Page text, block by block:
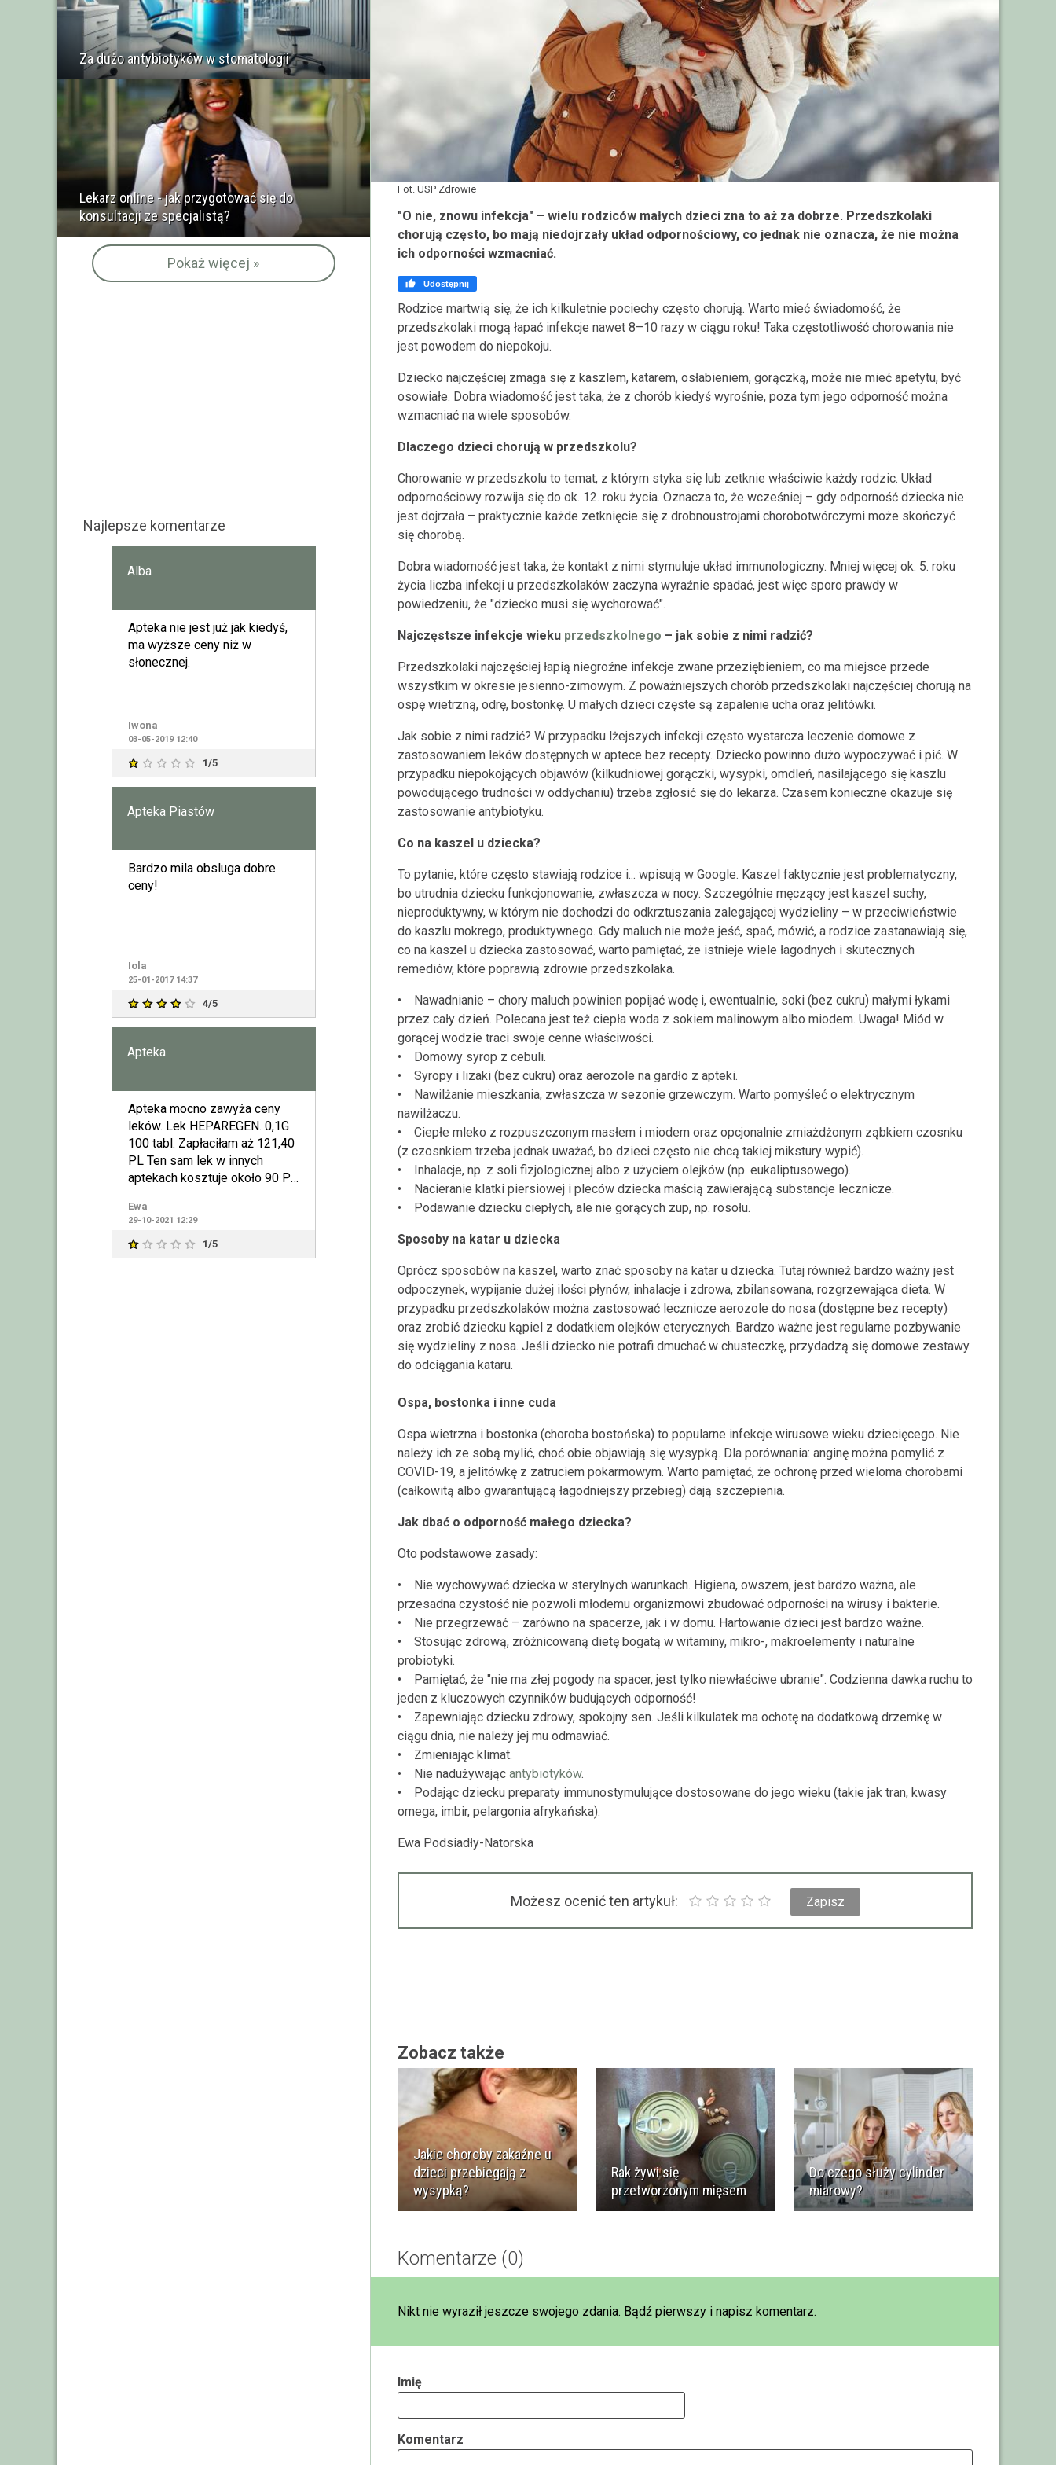
Fot. USP Zdrowie
"O nie, znowu infekcja" – wielu rodziców małych dzieci zna to aż za dobrze. Przedszkolaki
chorują często, bo mają niedojrzały układ odpornościowy, co jednak nie oznacza, że nie można
ich odporności wzmacniać.
 Udostępnij
Rodzice martwią się, że ich kilkuletnie pociechy często chorują. Warto mieć świadomość, że
przedszkolaki mogą łapać infekcje nawet 8–10 razy w ciągu roku! Taka częstotliwość chorowania nie
jest powodem do niepokoju.
Dziecko najczęściej zmaga się z kaszlem, katarem, osłabieniem, gorączką, może nie mieć apetytu, być
osowiałe. Dobra wiadomość jest taka, że z chorób kiedyś wyrośnie, poza tym jego odporność można
wzmacniać na wiele sposobów.
Dlaczego dzieci chorują w przedszkolu?
Chorowanie w przedszkolu to temat, z którym styka się lub zetknie właściwie każdy rodzic. Układ
odpornościowy rozwija się do ok. 12. roku życia. Oznacza to, że wcześniej – gdy odporność dziecka nie
jest dojrzała – praktycznie każde zetknięcie się z drobnoustrojami chorobotwórczymi może skończyć
się chorobą.
Dobra wiadomość jest taka, że kontakt z nimi stymuluje układ immunologiczny. Mniej więcej ok. 5. roku
życia liczba infekcji u przedszkolaków zaczyna wyraźnie spadać, jest więc sporo prawdy w
powiedzeniu, że "dziecko musi się wychorować".
Najczęstsze infekcje wieku przedszkolnego – jak sobie z nimi radzić?
Przedszkolaki najczęściej łapią niegroźne infekcje zwane przeziębieniem, co ma miejsce przede
wszystkim w okresie jesienno-zimowym. Z poważniejszych chorób przedszkolaki najczęściej chorują na
ospę wietrzną, odrę, bostonkę. U małych dzieci częste są zapalenie ucha oraz jelitówki.
Jak sobie z nimi radzić? W przypadku lżejszych infekcji często wystarcza leczenie domowe z
zastosowaniem leków dostępnych w aptece bez recepty. Dziecko powinno dużo wypoczywać i pić. W
przypadku niepokojących objawów (kilkudniowej gorączki, wysypki, omdleń, nasilającego się kaszlu
powodującego trudności w oddychaniu) trzeba zgłosić się do lekarza. Czasem konieczne okazuje się
zastosowanie antybiotyku.
Co na kaszel u dziecka?
To pytanie, które często stawiają rodzice i... wpisują w Google. Kaszel faktycznie jest problematyczny,
bo utrudnia dziecku funkcjonowanie, zwłaszcza w nocy. Szczególnie męczący jest kaszel suchy,
nieproduktywny, w którym nie dochodzi do odkrztuszania zalegającej wydzieliny – w przeciwieństwie
do kaszlu mokrego, produktywnego. Gdy maluch nie może jeść, spać, mówić, a rodzice zastanawiają się,
co na kaszel u dziecka zastosować, warto pamiętać, że istnieje wiele łagodnych i skutecznych
remediów, które poprawią zdrowie przedszkolaka.
• Nawadnianie – chory maluch powinien popijać wodę i, ewentualnie, soki (bez cukru) małymi łykami
przez cały dzień. Polecana jest też ciepła woda z sokiem malinowym albo miodem. Uwaga! Miód w
gorącej wodzie traci swoje cenne właściwości.
• Domowy syrop z cebuli.
• Syropy i lizaki (bez cukru) oraz aerozole na gardło z apteki.
• Nawilżanie mieszkania, zwłaszcza w sezonie grzewczym. Warto pomyśleć o elektrycznym
nawilżaczu.
• Ciepłe mleko z rozpuszczonym masłem i miodem oraz opcjonalnie zmiażdżonym ząbkiem czosnku
(z czosnkiem trzeba jednak uważać, bo dzieci często nie chcą takiej mikstury wypić).
• Inhalacje, np. z soli fizjologicznej albo z użyciem olejków (np. eukaliptusowego).
• Nacieranie klatki piersiowej i pleców dziecka maścią zawierającą substancje lecznicze.
• Podawanie dziecku ciepłych, ale nie gorących zup, np. rosołu.
Sposoby na katar u dziecka
Oprócz sposobów na kaszel, warto znać sposoby na katar u dziecka. Tutaj również bardzo ważny jest
odpoczynek, wypijanie dużej ilości płynów, inhalacje i zdrowa, zbilansowana, rozgrzewająca dieta. W
przypadku przedszkolaków można zastosować lecznicze aerozole do nosa (dostępne bez recepty)
oraz zrobić dziecku kąpiel z dodatkiem olejków eterycznych. Bardzo ważne jest regularne pozbywanie
się wydzieliny z nosa. Jeśli dziecko nie potrafi dmuchać w chusteczkę, przydadzą się domowe zestawy
do odciągania kataru.
Ospa, bostonka i inne cuda
Ospa wietrzna i bostonka (choroba bostońska) to popularne infekcje wirusowe wieku dziecięcego. Nie
należy ich ze sobą mylić, choć obie objawiają się wysypką. Dla porównania: anginę można pomylić z
COVID-19, a jelitówkę z zatruciem pokarmowym. Warto pamiętać, że ochronę przed wieloma chorobami
(całkowitą albo gwarantującą łagodniejszy przebieg) dają szczepienia.
Jak dbać o odporność małego dziecka?
Oto podstawowe zasady:
• Nie wychowywać dziecka w sterylnych warunkach. Higiena, owszem, jest bardzo ważna, ale
przesadna czystość nie pozwoli młodemu organizmowi zbudować odporności na wirusy i bakterie.
• Nie przegrzewać – zarówno na spacerze, jak i w domu. Hartowanie dzieci jest bardzo ważne.
• Stosując zdrową, zróżnicowaną dietę bogatą w witaminy, mikro-, makroelementy i naturalne
probiotyki.
• Pamiętać, że "nie ma złej pogody na spacer, jest tylko niewłaściwe ubranie". Codzienna dawka ruchu to
jeden z kluczowych czynników budujących odporność!
• Zapewniając dziecku zdrowy, spokojny sen. Jeśli kilkulatek ma ochotę na dodatkową drzemkę w
ciągu dnia, nie należy jej mu odmawiać.
• Zmieniając klimat.
• Nie nadużywając antybiotyków.
• Podając dziecku preparaty immunostymulujące dostosowane do jego wieku (takie jak tran, kwasy
omega, imbir, pelargonia afrykańska).
Ewa Podsiadły-Natorska
Możesz ocenić ten artykuł:
Zobacz także
Jakie choroby zakaźne u
dzieci przebiegają z
wysypką?
Rak żywi się
przetworzonym mięsem
Do czego służy cylinder
miarowy?
Komentarze (0)
Nikt nie wyraził jeszcze swojego zdania. Bądź pierwszy i napisz komentarz.
Imię
Komentarz
Za dużo antybiotyków w stomatologii
Lekarz online - jak przygotować się do
konsultacji ze specjalistą?
Pokaż więcej »
Najlepsze komentarze
Alba
Apteka nie jest już jak kiedyś,
ma wyższe ceny niż w
słonecznej.
Iwona
03-05-2019 12:40
1/5
Apteka Piastów
Bardzo mila obsluga dobre
ceny!
Iola
25-01-2017 14:37
4/5
Apteka
Apteka mocno zawyża ceny
leków. Lek HEPAREGEN. 0,1G
100 tabl. Zapłaciłam aż 121,40
PL Ten sam lek w innych
aptekach kosztuje około 90 PL
Ewa
29-10-2021 12:29
1/5